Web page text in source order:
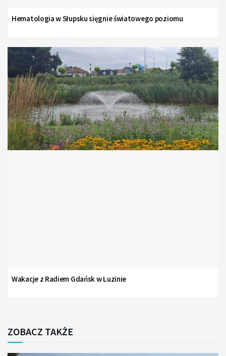
Hematologia w Słupsku sięgnie światowego poziomu
Wakacje z Radiem Gdańsk w Luzinie
ZOBACZ TAKŻE